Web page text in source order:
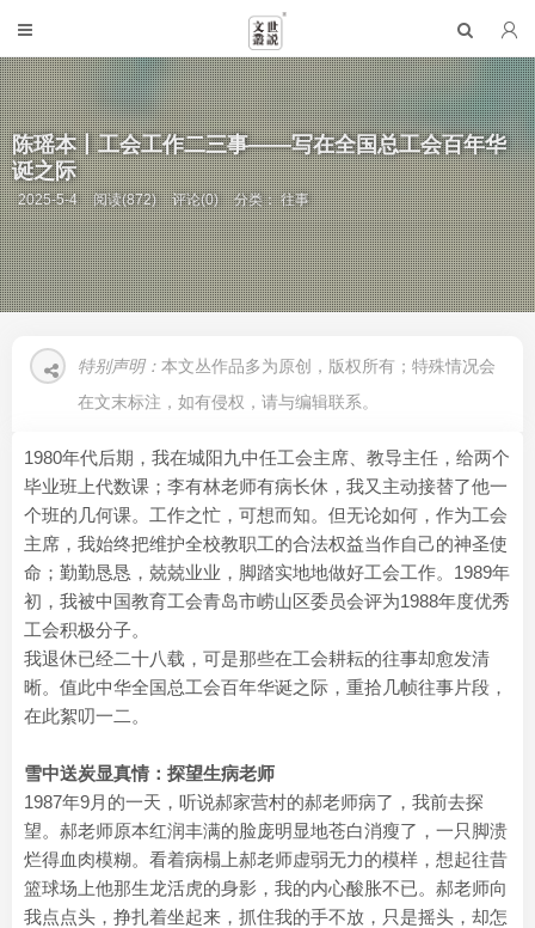
陈瑶本丨工会工作二三事——写在全国总工会百年华
诞之际
2025-5-4 阅读(872) 评论(0) 分类：往事
特别声明： 本文丛作品多为原创，版权所有；特殊情况会
在文末标注，如有侵权，请与编辑联系。
1980年代后期，我在城阳九中任工会主席、教导主任，给两个
毕业班上代数课；李有林老师有病长休，我又主动接替了他一
个班的几何课。工作之忙，可想而知。但无论如何，作为工会
主席，我始终把维护全校教职工的合法权益当作自己的神圣使
命；勤勤恳恳，兢兢业业，脚踏实地地做好工会工作。1989年
初，我被中国教育工会青岛市崂山区委员会评为1988年度优秀
工会积极分子。
我退休已经二十八载，可是那些在工会耕耘的往事却愈发清
晰。值此中华全国总工会百年华诞之际，重拾几帧往事片段，
在此絮叨一二。
雪中送炭显真情：探望生病老师
1987年9月的一天，听说郝家营村的郝老师病了，我前去探
望。郝老师原本红润丰满的脸庞明显地苍白消瘦了，一只脚溃
烂得血肉模糊。看着病榻上郝老师虚弱无力的模样，想起往昔
篮球场上他那生龙活虎的身影，我的内心酸胀不已。郝老师向
我点点头，挣扎着坐起来，抓住我的手不放，只是摇头，却怎